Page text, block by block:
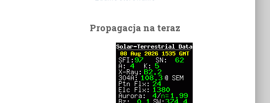
Propagacja na teraz